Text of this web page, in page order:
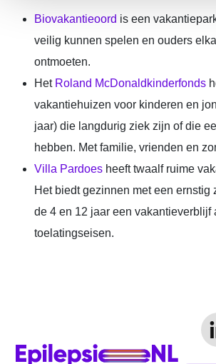
Biovakantieoord is een
veilig kunnen spelen en ouders
ontmoeten.
Het Roland McDonaldkinderfonds
vakantiehuizen voor kinderen en
jaar) die langdurig ziek zijn of die
hebben. Met familie, vrienden en
Villa Pardoes heeft twaalf ruime
Het biedt gezinnen met een ernstig
de 4 en 12 jaar een vakantieverblijf
toelatingseisen.